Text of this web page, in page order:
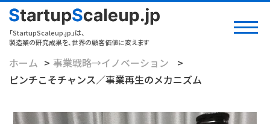
「StartupScaleup.jp」は、
製造業の研究成果を、世界の顧客価値に変えます
ホーム
事業戦略→イノベーション
ピンチこそチャンス／事業再生のメカニズム